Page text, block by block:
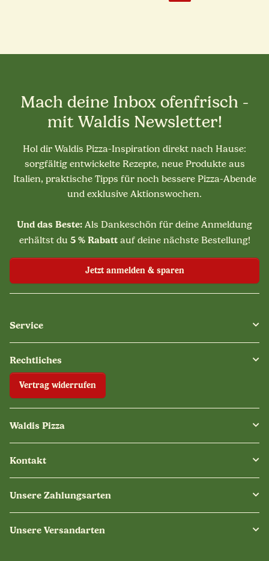
Mach deine Inbox ofenfrisch -
mit Waldis Newsletter!
Hol dir Waldis Pizza-Inspiration direkt nach Hause:
sorgfältig entwickelte Rezepte, neue Produkte aus
Italien, praktische Tipps für noch bessere Pizza-Abende
und exklusive Aktionswochen.
Und das Beste: Als Dankeschön für deine Anmeldung
erhältst du 5 % Rabattauf deine nächste Bestellung!
Jetzt anmelden & sparen
Service
Rechtliches
Vertrag widerrufen
Waldis Pizza
Kontakt
Unsere Zahlungsarten
Unsere Versandarten